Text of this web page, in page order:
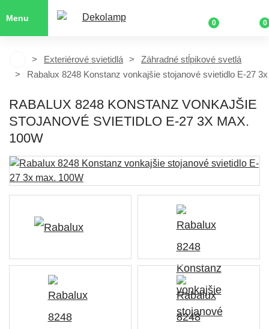
Menu
0 0
Exteriérové svietidlá
Záhradné stĺpikové svetlá
Rabalux 8248 Konstanz vonkajšie stojanové svietidlo E-27
RABALUX 8248 KONSTANZ VONKAJŠIE
STOJANOVÉ SVIETIDLO E-27 3X MAX.
100W